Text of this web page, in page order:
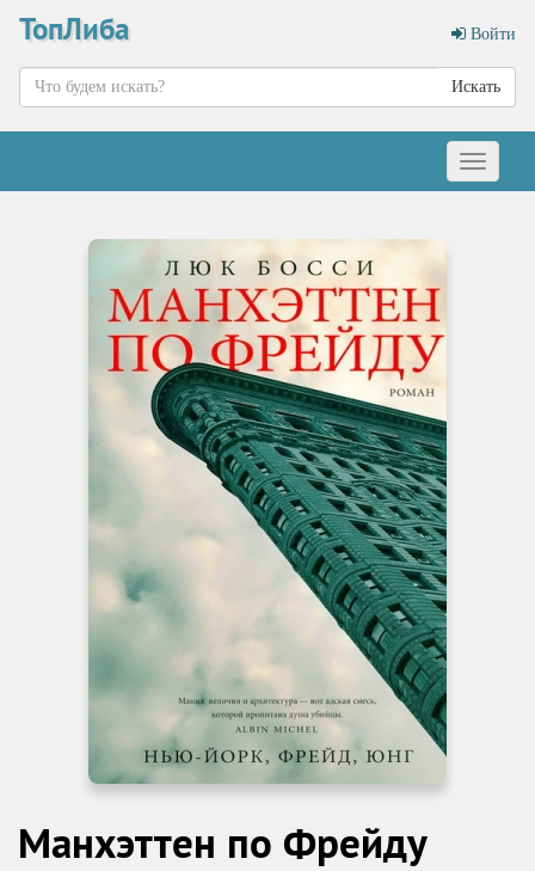
ТопЛиба Войти
Искать
Меню
Манхэттен по Фрейду